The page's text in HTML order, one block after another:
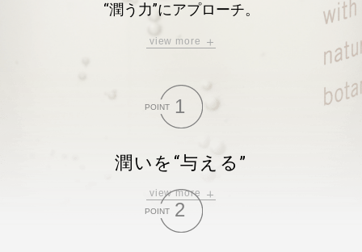
“潤う力”にアプローチ。
肌に潤いを“巡らせ”、潤う肌を“育む”ことで、
長期的・将来的な肌を支えることを目指しました。
肌本来の潤いへアプローチする処方
view more
POINT 1
潤いを“与える”
角層深くまで水分を与え、
乾燥した肌に速攻の潤いをチャージ。
view more
POINT 2